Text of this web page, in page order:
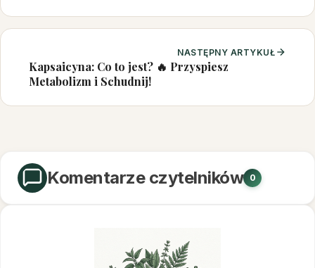
NASTĘPNY ARTYKUŁ
Kapsaicyna: Co to jest? 🔥 Przyspiesz
Metabolizm i Schudnij!
Komentarze czytelników 0